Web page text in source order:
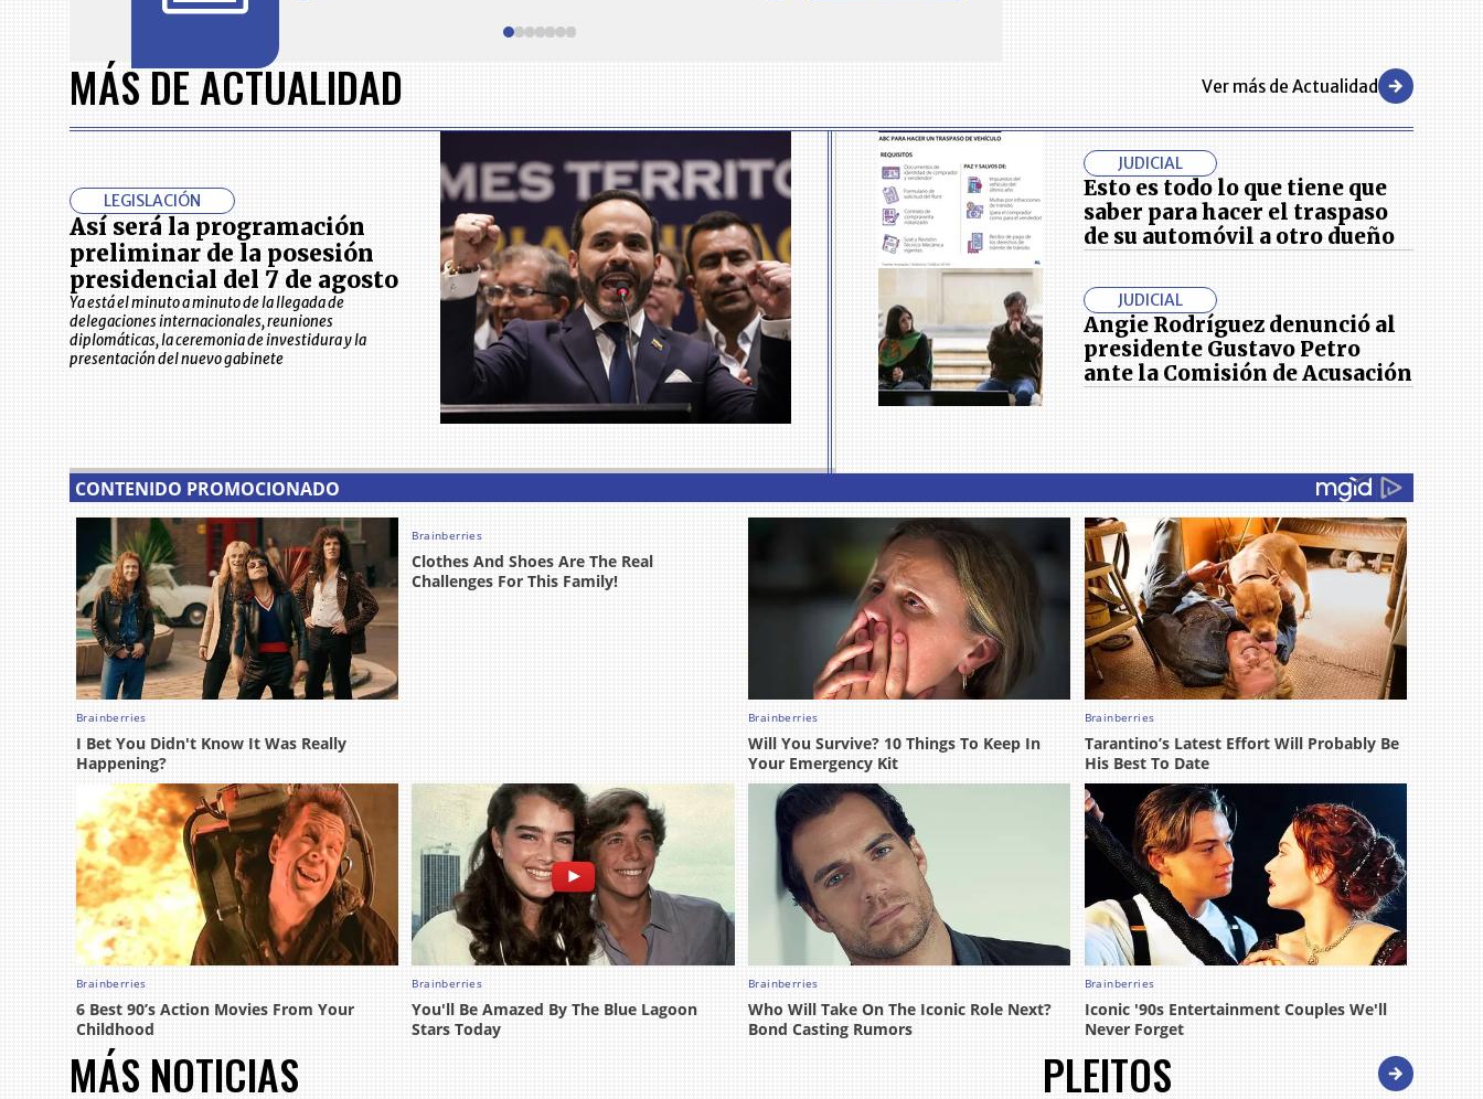
of
7
MÁS DE ACTUALIDAD Ver más de Actualidad
LEGISLACIÓN
Así será la programación
preliminar de la posesión
presidencial del 7 de agosto
Ya está el minuto a minuto de la llegada de
delegaciones internacionales, reuniones
diplomáticas, la ceremonia de investidura y la
presentación del nuevo gabinete
JUDICIAL
Esto es todo lo que tiene que
saber para hacer el traspaso
de su automóvil a otro dueño
JUDICIAL
Angie Rodríguez denunció al
presidente Gustavo Petro
ante la Comisión de Acusación
MÁS NOTICIAS PLEITOS